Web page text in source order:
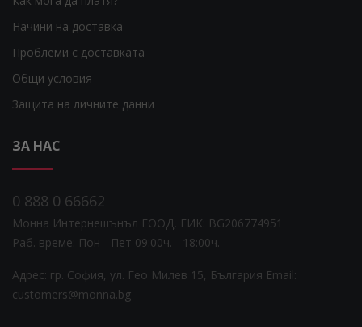
Начини на доставка
Проблеми с доставката
Общи условия
Защита на личните данни
ЗА НАС
0 888 0 66662
Монна Интернешънъл ЕООД, ЕИК: BG206774951
Раб. време: Пoн - Пет 09:00ч. - 18:00ч.
Адрес: гр. София, ул. Гео Милев 15, България Email:
customers@monna.bg